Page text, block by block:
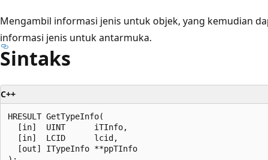
Mengambil informasi jenis untuk objek, yang kemudian
informasi jenis untuk antarmuka.
Sintaks
C++
HRESULT GetTypeInfo(
  [in]  UINT      iTInfo,
  [in]  LCID      lcid,
  [out] ITypeInfo **ppTInfo